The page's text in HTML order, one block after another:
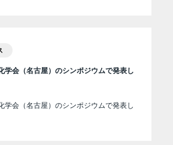
学会（名古屋）のシンポジウムで発表し
学会（名古屋）のシンポジウムで発表し